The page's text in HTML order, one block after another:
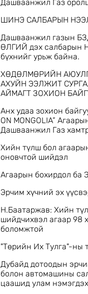
хэмнэлттэй хийн түлш
нь тухайн бүс
шингэрүүлсэн хийн
ардын амьдралын
өсгөдөг олон талын
аваарай.🚘
🫡Эко хөдөлгүүрийг эх
🎈Урамшууллын
12 сарын 25-н хүртэл
✌️Дэлгэрэнгүй
📲Dashvaanjil Gas -
болон
📞7000 3311 утсаар
Дашваанжил Газ
ШИНЭ САЛБАРЫН
Дашваанжил газын
ӨЛГИЙ дэх салбарын
бүхнийг урьж байна.
ХӨДӨЛМӨРИЙН
АХУЙН ЭЭЛЖИТ
АЙМАГТ ЗОХИОН
Анх удаа зохион
ON MONGOLIA”
Дашваанжил Газ
Хийн түлш бол
оновчтой шийдэл
Агаарын бохирдол ба
Эрчим хүчний эх
Н.Баатаржав: Хийн
шийдчихвэл агаар 98
боломжтой
"Төрийн Их Тулга"-ны
Дубайд дотоодын
болон автомашины
цаашид улам